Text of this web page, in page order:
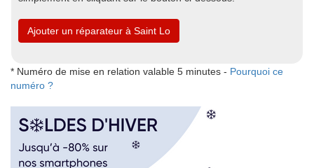
Ajouter un réparateur à Saint Lo
* Numéro de mise en relation valable 5 minutes - Pourquoi ce
numéro ?